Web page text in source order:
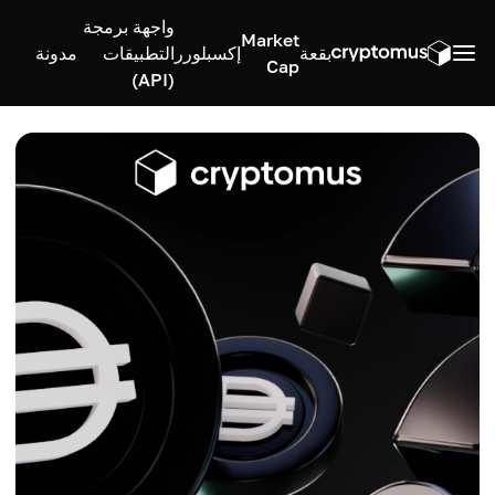
بقعة
Market
Cap
إكسبلورر
واجهة برمجة
التطبيقات
(API)
مدونة